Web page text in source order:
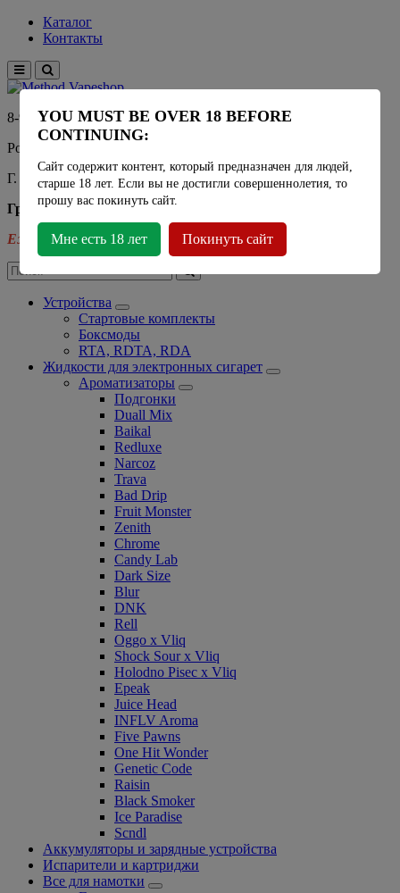
Каталог
Контакты
8-915-450-21-92
Розничный магазин Method Vapeshop
Г. Москва, улица Южнобутовская 36
График работы
Ежедневно - 11:00 - 21:00
Устройства
Стартовые комплекты
Боксмоды
RTA, RDTA, RDA
Жидкости для электронных сигарет
Ароматизаторы
Подгонки
Duall Mix
Baikal
Redluxe
Narcoz
Trava
Bad Drip
Fruit Monster
Zenith
Chrome
Candy Lab
Dark Size
Blur
DNK
Rell
Oggo x Vliq
Shock Sour x Vliq
Holodno Pisec x Vliq
Epeak
Juice Head
INFLV Aroma
Five Pawns
One Hit Wonder
Genetic Code
Raisin
Black Smoker
Ice Paradise
Scndl
Аккумуляторы и зарядные устройства
Испарители и картриджи
Все для намотки
YOU MUST BE OVER 18 BEFORE
CONTINUING:
Сайт содержит контент, который предназначен для людей,
старше 18 лет. Если вы не достигли совершеннолетия, то
прошу вас покинуть сайт.
Мне есть 18 лет Покинуть сайт